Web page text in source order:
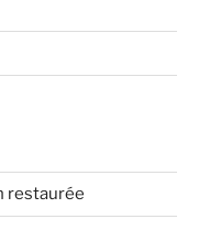
restaurée